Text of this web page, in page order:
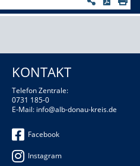
KONTAKT
Telefon Zentrale:
0731 185-0
E-Mail: info@alb-donau-kreis.de
Facebook
Instagram